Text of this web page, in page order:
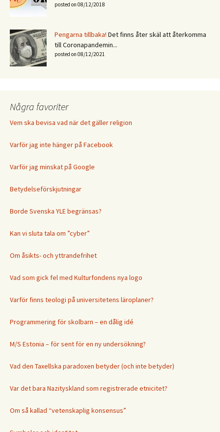
posted on 08/12/2018
Pengarna tillbaka! Det finns åter skäl att återkomma
till Coronapandemin...
posted on 08/12/2021
Några favoriter
Vem ska bevisa vad när det gäller religion
Varför jag inte hänger på Facebook
Varför jag minskat på Google
Betydelseförskjutningar
Borde Svenska YLE begränsas?
Kan vi sluta tala om ”cyber”
Om åsikts- och yttrandefrihet
Vad som gick fel med Kulturfondens nya logo
Varför finns teologi på universitetens läroplaner?
Programmering för skolbarn – en dålig idé
M/S Estonia – för sent för en ny undersökning?
Vad den Taxellska paradoxen betyder (och inte betyder)
Var det bara Nazityskland som registrerade etnicitet?
Om så kallad “vetenskaplig konsensus”